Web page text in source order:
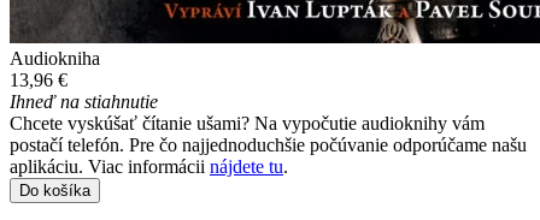
Audiokniha
13,96 €
Ihneď na stiahnutie
Chcete vyskúšať čítanie ušami? Na vypočutie audioknihy vám
postačí telefón. Pre čo najjednoduchšie počúvanie odporúčame našu
aplikáciu. Viac informácii nájdete tu.
Do košíka